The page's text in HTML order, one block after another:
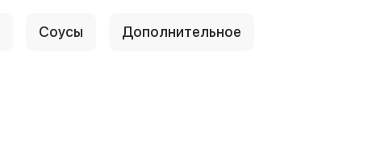
Соусы Дополнительное